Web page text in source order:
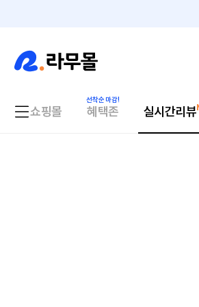
쇼핑몰 혜택존 실시간리뷰